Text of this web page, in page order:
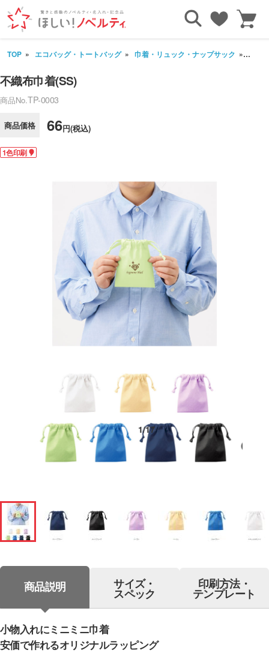
TOP エコバッグ・トートバッグ 巾着・リュック・ナップサック 不織
不織布巾着(SS)
商品No.TP-0003
商品価格 66円(税込)
1色印刷
1/17
商品説明 サイズ・
スペック
印刷方法・
テンプレート
小物入れにミニミニ巾着
安価で作れるオリジナルラッピング